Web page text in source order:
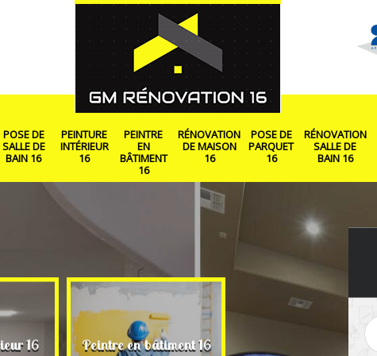
POSE DE
SALLE DE
BAIN 16
PEINTURE
INTÉRIEUR
16
PEINTRE
EN
BÂTIMENT
16
RÉNOVATION
DE MAISON
16
POSE DE
PARQUET
16
RÉNOVATION
SALLE DE
BAIN 16
16 Peintre en bâtiment 16 Rénovation de maison